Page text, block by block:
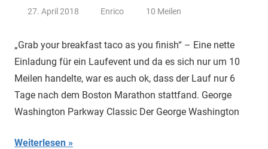
27. April 2018 Enrico 10 Meilen
„Grab your breakfast taco as you finish“ – Eine nette
Einladung für ein Laufevent und da es sich nur um 10
Meilen handelte, war es auch ok, dass der Lauf nur 6
Tage nach dem Boston Marathon stattfand. George
Washington Parkway Classic Der George Washington
Weiterlesen